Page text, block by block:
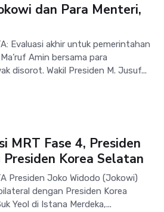
dan Para Menteri,
Evaluasi akhir untuk pemerintahan
Amin bersama para
disorot. Wakil Presiden M. Jusuf...
MRT Fase 4, Presiden
Korea Selatan
Presiden Joko Widodo (Jokowi)
dengan Presiden Korea
Yeol di Istana Merdeka,...